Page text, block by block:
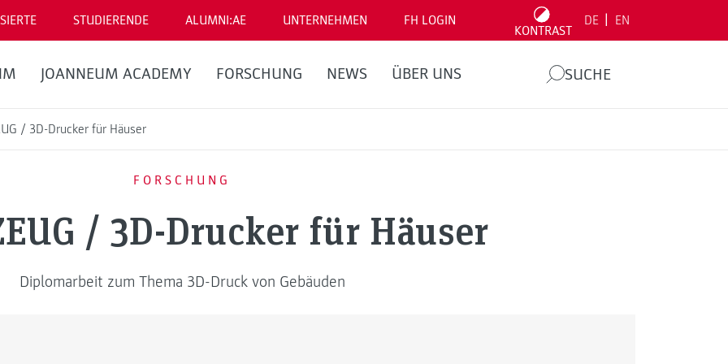
STUDIERENDE ALUMNI:AE UNTERNEHMEN FH LOGIN
KONTRAST
DE EN
JOANNEUM ACADEMY FORSCHUNG NEWS ÜBER UNS SUCHE
/ 3D-Drucker für Häuser
FORSCHUNG
/ 3D-Drucker für Häuser
Diplomarbeit zum Thema 3D-Druck von Gebäuden